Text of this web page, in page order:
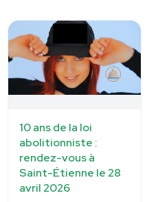
10 ans de la loi
abolitionniste :
rendez-vous à
Saint-Étienne le 28
avril 2026